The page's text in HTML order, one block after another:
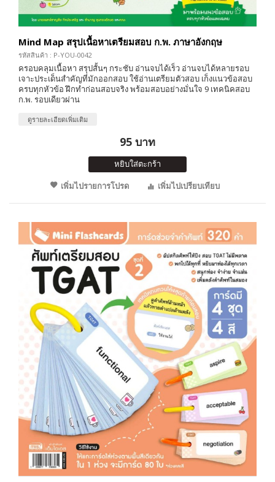
Mind Map สรุปเนื้อหาเตรียมสอบ ก.พ. ภาษาอังกฤษ
รหัสสินค้า : P-YOU-0042
ครอบคลุมเนื้อหา สรุปสั้นๆ กระชับ อ่านจบได้เร็ว อ่านจบได้หลายรอบ
เจาะประเด็นสำคัญที่มักออกสอบ ใช้อ่านเตรียมตัวสอบ เก็งแนวข้อสอบ
ครบทุกหัวข้อ ฝึกทำก่อนสอบจริง พร้อมสอบอย่างมั่นใจ 9 เทคนิคสอบ
ก.พ. รอบเดียวผ่าน
ดูรายละเอียดเพิ่มเติม
95 บาท
หยิบใส่ตะกร้า
เพิ่มไปรายการโปรด
เพิ่มไปเปรียบเทียบ